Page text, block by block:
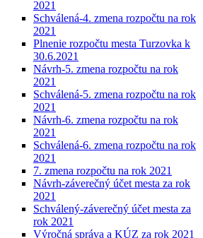
2021
Schválená-4. zmena rozpočtu na rok
2021
Plnenie rozpočtu mesta Turzovka k
30.6.2021
Návrh-5. zmena rozpočtu na rok
2021
Schválená-5. zmena rozpočtu na rok
2021
Návrh-6. zmena rozpočtu na rok
2021
Schválená-6. zmena rozpočtu na rok
2021
7. zmena rozpočtu na rok 2021
Návrh-záverečný účet mesta za rok
2021
Schválený-záverečný účet mesta za
rok 2021
Výročná správa a KÚZ za rok 2021